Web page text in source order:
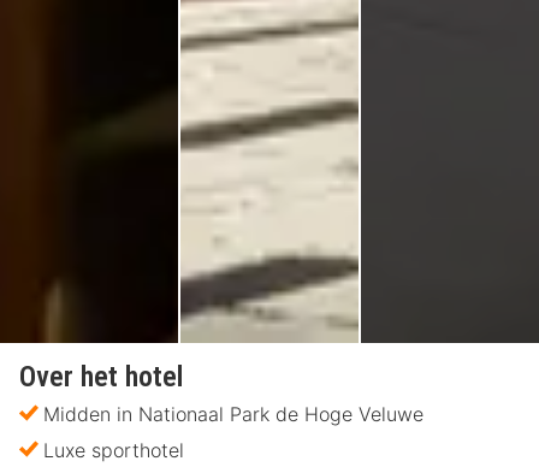
Over het hotel
Midden in Nationaal Park de Hoge Veluwe
Luxe sporthotel